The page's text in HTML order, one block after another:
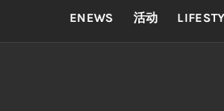
ENEWS 活动